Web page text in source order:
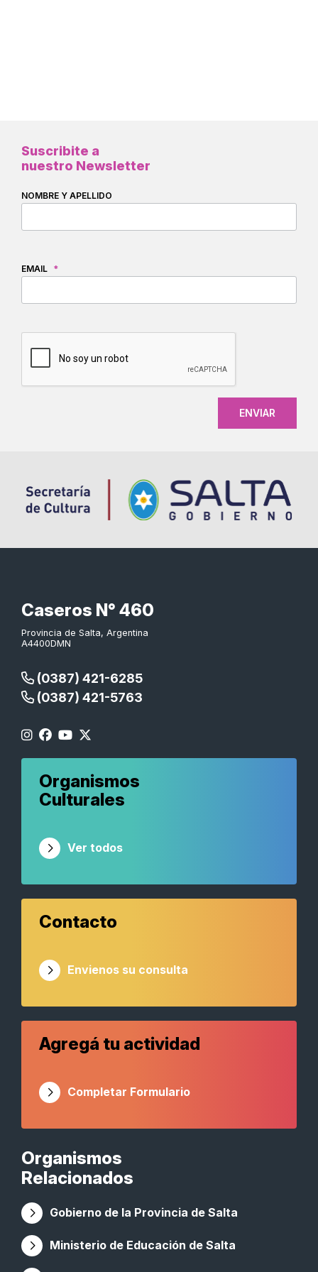
Suscribite a
nuestro Newsletter
NOMBRE Y APELLIDO
EMAIL *
Caseros N° 460
Provincia de Salta, Argentina
A4400DMN
(0387) 421-6285
(0387) 421-5763
Organismos
Relacionados
Gobierno de la Provincia de Salta
Ministerio de Educación de Salta
Organismos
Culturales
Ver todos
Contacto
Envienos su consulta
Agregá tu actividad
Completar Formulario